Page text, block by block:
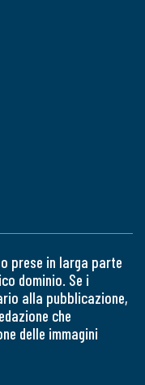
prese in larga parte
dominio. Se i
alla pubblicazione,
che
delle immagini